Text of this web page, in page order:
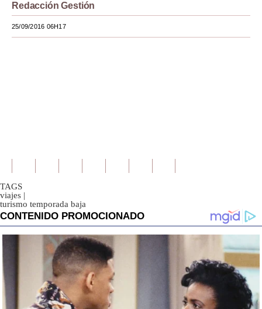
Redacción Gestión
25/09/2016 06H17
TAGS
viajes |
turismo temporada baja